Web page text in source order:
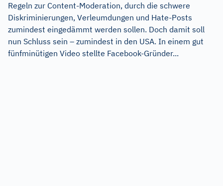
Regeln zur Content-Moderation, durch die schwere
Diskriminierungen, Verleumdungen und Hate-Posts
zumindest eingedämmt werden sollen. Doch damit soll
nun Schluss sein – zumindest in den USA. In einem gut
fünfminütigen Video stellte Facebook-Gründer...